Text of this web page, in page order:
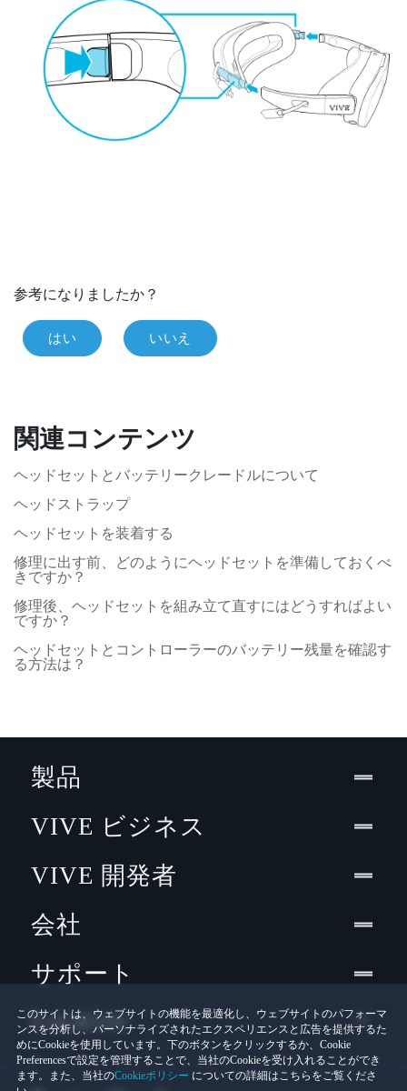
参考になりましたか？
はい いいえ
関連コンテンツ
ヘッドセットとバッテリークレードルについて
ヘッドストラップ
ヘッドセットを装着する
修理に出す前、どのようにヘッドセットを準備しておくべ
きですか？
修理後、ヘッドセットを組み立て直すにはどうすればよい
ですか？
ヘッドセットとコントローラーのバッテリー残量を確認す
る方法は？
このサイトは、ウェブサイトの機能を最適化し、ウェブサイトのパフォーマ
ンスを分析し、パーソナライズされたエクスペリエンスと広告を提供するた
めにCookieを使用しています。下のボタンをクリックするか、Cookie
Preferencesで設定を管理することで、当社のCookieを受け入れることができ
ます。また、当社のCookieポリシー についての詳細はこちらをご覧くださ
製品
VIVE ビジネス
VIVE 開発者
会社
サポート
Location